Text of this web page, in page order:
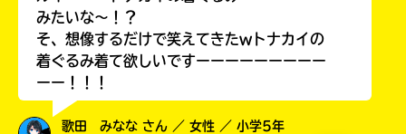
みたいな〜！？
そ、想像するだけで笑えてきたwトナカイの
着ぐるみ着て欲しいですーーーーーーーーー
ーー！！！
歌田 みなな さん ／ 女性 ／ 小学5年